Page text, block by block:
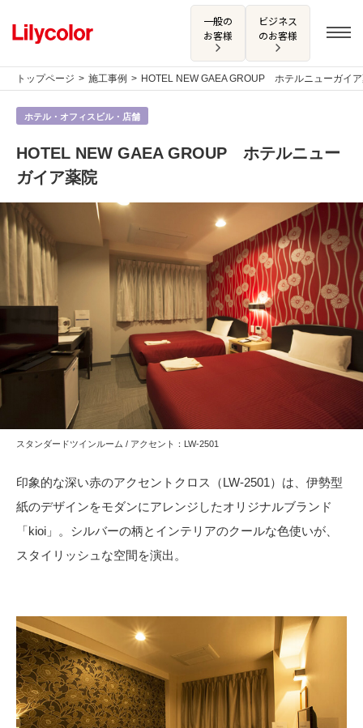
一般の
お客様
ビジネス
のお客様
サンプル・カタログ請求／お問い合わせ
お気に入り
商品を探す
商品を探す トップ
壁紙
カーテン
ブランド・コレクション
デジタル・デコ インクジェットプリント
カタログ一覧
カタログ一覧 トップ
壁紙
カーテン
ノンワックス床タイル
壁紙機能性ガイド
施工事例
施工事例 トップ
ホテル・オフィス・店舗
モデルハウス
新築戸建・マンション
ショールーム
ショールーム トップ
福岡ショールーム
横浜ショールーム
広島ショールーム
仙台ショールーム
札幌ショールーム
お客様サポート トップ
資料ダウンロード
画像ダウンロード
動画一覧
お手入れ便利帳
よくあるご質問
非住宅案件に関するお問い合わせ
トップページ 施工事例 HOTEL NEW GAEA GROUP ホテルニューガイ
ホテル・オフィスビル・店舗
HOTEL NEW GAEA GROUP ホテルニュー
ガイア薬院
スタンダードツインルーム / アクセント：LW-2501
印象的な深い赤のアクセントクロス（LW-2501）は、伊勢型
紙のデザインをモダンにアレンジしたオリジナルブランド
「kioi」。シルバーの柄とインテリアのクールな色使いが、
スタイリッシュな空間を演出。